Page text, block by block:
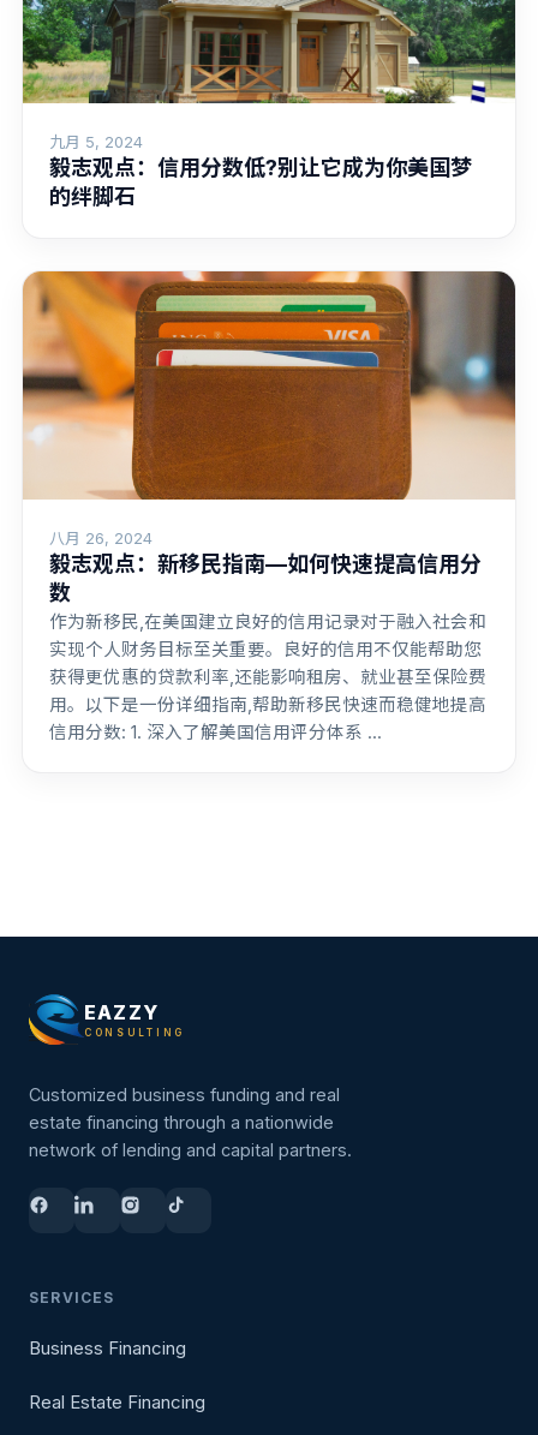
九月 5, 2024
毅志观点：信用分数低?别让它成为你美国梦
的绊脚石
八月 26, 2024
毅志观点：新移民指南—如何快速提高信用分
数
作为新移民,在美国建立良好的信用记录对于融入社会和
实现个人财务目标至关重要。良好的信用不仅能帮助您
获得更优惠的贷款利率,还能影响租房、就业甚至保险费
用。以下是一份详细指南,帮助新移民快速而稳健地提高
信用分数: 1. 深入了解美国信用评分体系 ...
EAZZY
CONSULTING
Customized business funding and real
estate financing through a nationwide
network of lending and capital partners.
SERVICES
Business Financing
Real Estate Financing